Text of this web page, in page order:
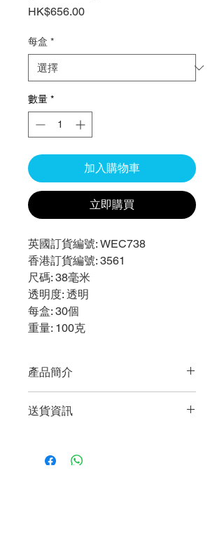
HK$656.00價
每盒 *
數量 *
加入購物車
立即購買
英國訂貨編號: WEC738
香港訂貨編號: 3561
尺碼: 38毫米
透明度: 透明
每盒: 30個
重量: 100克
產品簡介
容量較大，可盛載較凝固的大便
適合人士
送貨資訊
有免費送貨服務 (只限一個送貨地點及
只送香港/九龍/新界地區)